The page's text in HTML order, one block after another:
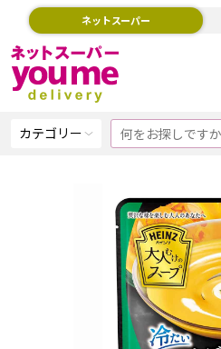
ネットスーパー
カテゴリー